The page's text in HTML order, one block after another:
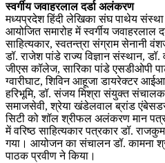
स्वर्गीय जवाहरलाल दर्डा अलंकरण
मध्यप्रदेश हिंदी लेखिका संघ पाथेय संस्था
आयोजित समारोह में स्वर्गीय जवाहरलाल
साहित्यकार, स्वतन्त्रा संग्राम सेनानी
डॉ. राजेश पांडे राज्य विज्ञान संस्थान,
जीएस कॉलेज, सारिका पांडे एसडीओपी
ग्वारीघाट, शिविन आहूजा डायरेक्टर
हरिभूमि, डॉ. संजय मिश्रा संयुक्त संचालक
समाजसेवी, श्रेया खंडेलवाल ब्रांड
सिटी को शॉल श्रीफल अलंकरण मान
में वरिष्ठ साहित्यकार पत्रकार डॉ.
गया। आयोजन का संचालन डॉ. कामना
पाठक प्रवीण ने किया।